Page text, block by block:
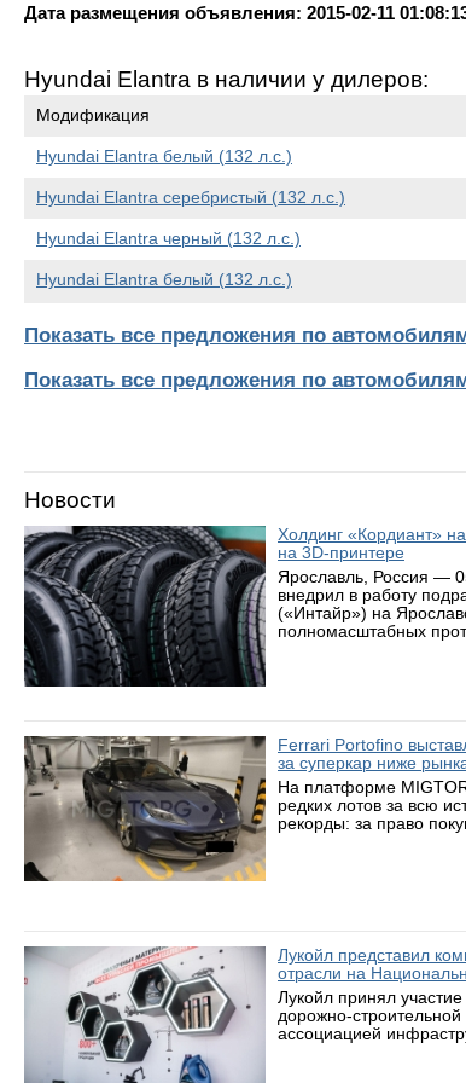
Дата размещения объявления: 2015-02-11
Hyundai Elantra в наличии у дилеров:
Модификация
Hyundai Elantra белый (132 л.с.)
Hyundai Elantra серебристый (132 л.с.)
Hyundai Elantra черный (132 л.с.)
Hyundai Elantra белый (132 л.с.)
Показать все предложения по
Показать все предложения по
Новости
Холдинг «Кордиант»
на 3D-принтере
Ярославль, Россия —
внедрил в работу
(«Интайр») на
полномасштабных
Ferrari Portofino
за суперкар ниже
На платформе
редких лотов за всю
рекорды: за право
Лукойл представил
отрасли на
Лукойл принял
дорожно-
ассоциацией